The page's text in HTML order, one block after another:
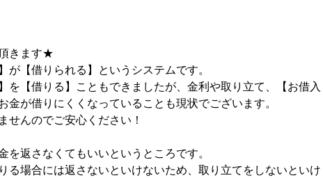
きます★
【借りられる】というシステムです。
を【借りる】こともできましたが、金利や取り立て、【お借入
が借りにくくなっていることも現状でございます。
せんのでご安心ください！
返さなくてもいいというところです。
る場合には返さないといけないため、取り立てをしないといけ